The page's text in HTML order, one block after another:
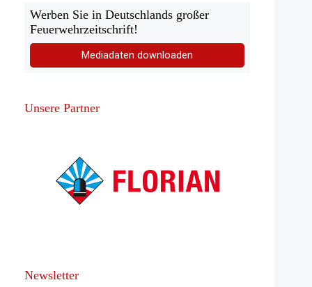
Werben Sie in Deutschlands großer
Feuerwehrzeitschrift!
Mediadaten downloaden
Unsere Partner
Newsletter